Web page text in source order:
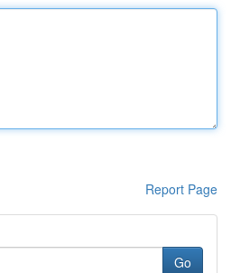
Report Page
Go